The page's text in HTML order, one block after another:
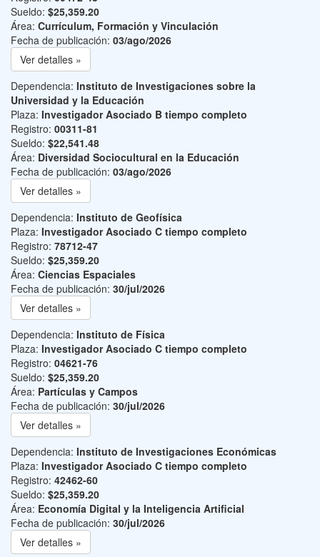
Sueldo: $25,359.20
Área: Currículum, Formación y Vinculación
Fecha de publicación: 03/ago/2026
Ver detalles »
Dependencia: Instituto de Investigaciones sobre la
Universidad y la Educación
Plaza: Investigador Asociado B tiempo completo
Registro: 00311-81
Sueldo: $22,541.48
Área: Diversidad Sociocultural en la Educación
Fecha de publicación: 03/ago/2026
Ver detalles »
Dependencia: Instituto de Geofísica
Plaza: Investigador Asociado C tiempo completo
Registro: 78712-47
Sueldo: $25,359.20
Área: Ciencias Espaciales
Fecha de publicación: 30/jul/2026
Ver detalles »
Dependencia: Instituto de Física
Plaza: Investigador Asociado C tiempo completo
Registro: 04621-76
Sueldo: $25,359.20
Área: Partículas y Campos
Fecha de publicación: 30/jul/2026
Ver detalles »
Dependencia: Instituto de Investigaciones Económicas
Plaza: Investigador Asociado C tiempo completo
Registro: 42462-60
Sueldo: $25,359.20
Área: Economía Digital y la Inteligencia Artificial
Fecha de publicación: 30/jul/2026
Ver detalles »